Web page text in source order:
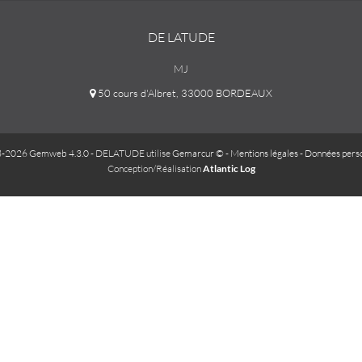
DE LATUDE
MJ
50 cours d'Albret, 33000 BORDEAUX
Gemweb 4.3.0- DELATUDE utiliseGemarcur © - Mentions légales- Données
Conception/RéalisationAtlantic Log